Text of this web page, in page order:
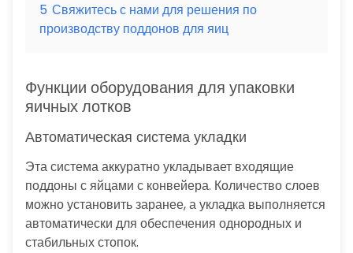
5 Свяжитесь с нами для решения по
производству поддонов для яиц
Функции оборудования для упаковки
яичных лотков
Автоматическая система укладки
Эта система аккуратно укладывает входящие
поддоны с яйцами с конвейера. Количество слоев
можно установить заранее, а укладка выполняется
автоматически для обеспечения однородных и
стабильных стопок.